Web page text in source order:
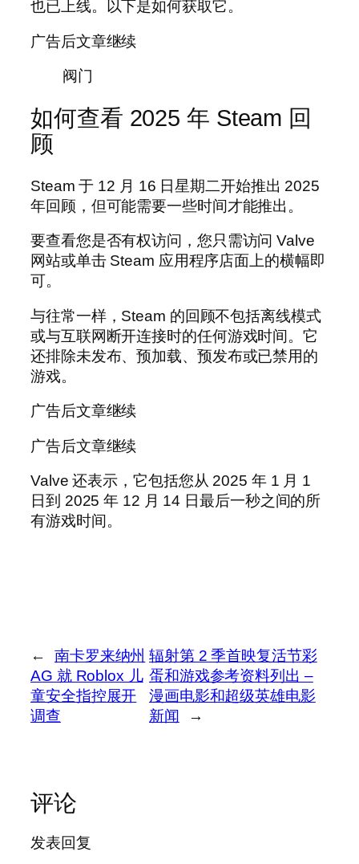
也已上线。以下是如何获取它。
广告后文章继续
阀门
如何查看 2025 年 Steam 回
顾
Steam 于 12 月 16 日星期二开始推出 2025
年回顾，但可能需要一些时间才能推出。
要查看您是否有权访问，您只需访问 Valve
网站或单击 Steam 应用程序店面上的横幅即
可。
与往常一样，Steam 的回顾不包括离线模式
或与互联网断开连接时的任何游戏时间。它
还排除未发布、预加载、预发布或已禁用的
游戏。
广告后文章继续
广告后文章继续
Valve 还表示，它包括您从 2025 年 1 月 1
日到 2025 年 12 月 14 日最后一秒之间的所
有游戏时间。
←
南卡罗来纳州
AG 就 Roblox 儿
童安全指控展开
调查
辐射第 2 季首映复活节彩
蛋和游戏参考资料列出 –
漫画电影和超级英雄电影
新闻
→
评论
发表回复